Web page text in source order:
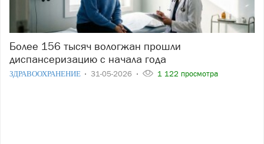
Более 156 тысяч вологжан прошли
диспансеризацию с начала года
ЗДРАВООХРАНЕНИЕ 31-05-2026 1 122 просмотра